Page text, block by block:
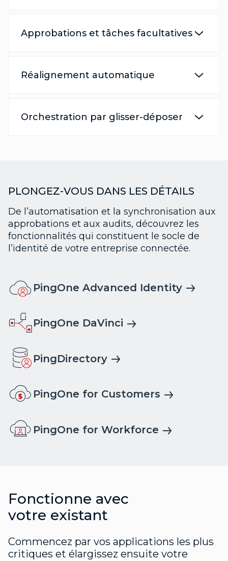
Approbations et tâches facultatives
Réalignement automatique
Orchestration par glisser-déposer
PLONGEZ-VOUS DANS LES DÉTAILS
De l’automatisation et la synchronisation aux
approbations et aux audits, découvrez les
fonctionnalités qui constituent le socle de
l’identité de votre entreprise connectée.
PingOne Advanced Identity
PingOne DaVinci
PingDirectory
PingOne for Customers
PingOne for Workforce
Fonctionne avec
votre existant
Commencez par vos applications les plus
critiques et élargissez ensuite votre